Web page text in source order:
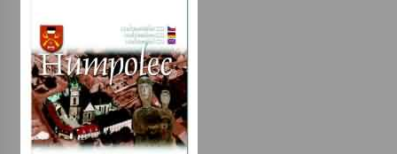
Želiv
3. 7. 2026
Petr Adamec – Malovaný svět
30. 6. 2026